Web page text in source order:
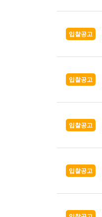
입찰공고
입찰공고
입찰공고
입찰공고